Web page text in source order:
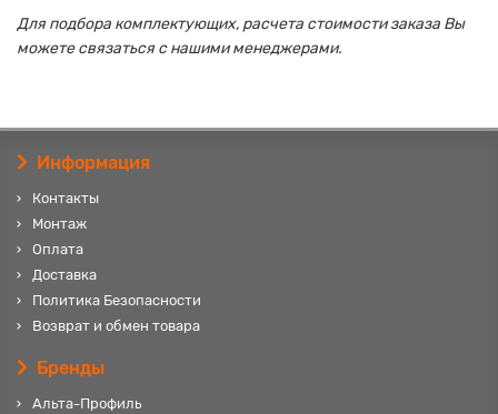
Для подбора комплектующих, расчета стоимости заказа Вы
можете связаться с нашими менеджерами.
Информация
Контакты
Монтаж
Оплата
Доставка
Политика Безопасности
Возврат и обмен товара
Бренды
Альта-Профиль